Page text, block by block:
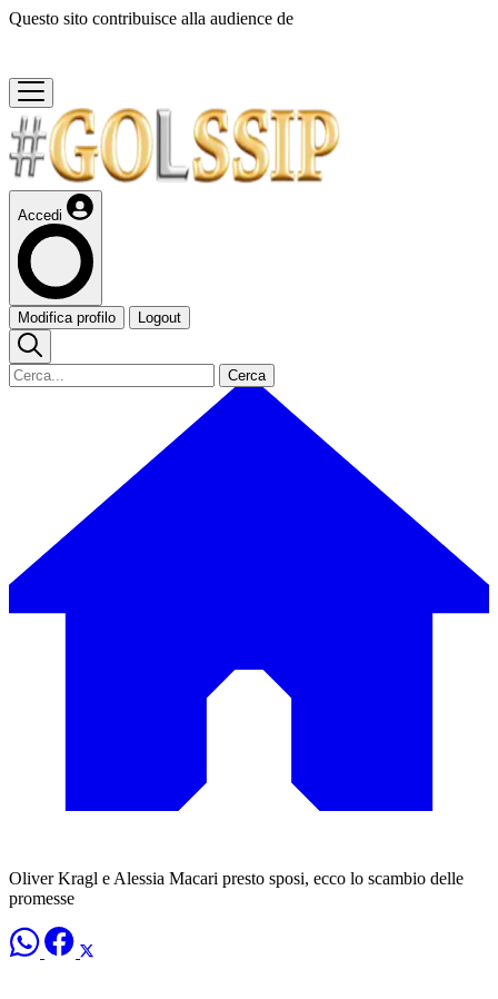
Questo sito contribuisce alla audience de
Accedi
Modifica profilo Logout
Cerca
Oliver Kragl e Alessia Macari presto sposi, ecco lo scambio delle
promesse